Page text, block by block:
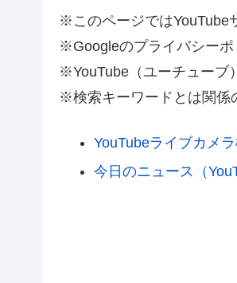
※このページではYouTube
※Googleのプライバシーポ
※YouTube（ユーチューブ
※検索キーワードとは関係
YouTubeライブカメ
今日のニュース（